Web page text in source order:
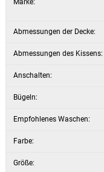
Marke:
Abmessungen der Decke:
Abmessungen des Kissens:
Anschalten:
Bügeln:
Empfohlenes Waschen:
Farbe:
Größe: